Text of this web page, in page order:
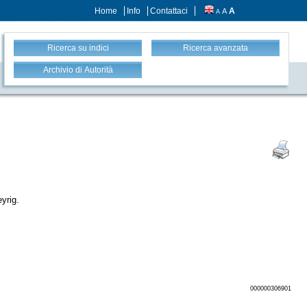
Home Info Contattaci A A A
Ricerca su indici Ricerca avanzata
Archivio di Autorità